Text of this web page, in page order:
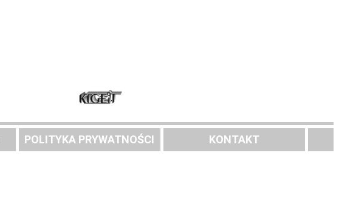
POLITYKA PRYWATNOŚCI KONTAKT